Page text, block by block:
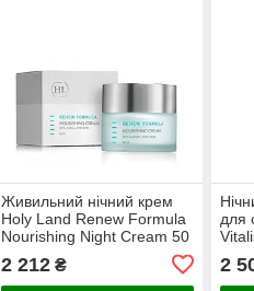
Живильний нічний крем
Holy Land Renew Formula
Nourishing Night Cream 50
2 212₴
для
2